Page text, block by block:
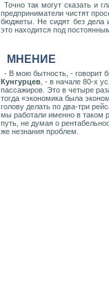
Точно так могут сказать и
предприниматели чистят
бюджеты. Не сидят без дела
это находится под
МНЕНИЕ
- В мою бытность, - говорит
Кунгурцев , - в начале 80-х
пассажиров. Это в четыре
тогда «экономика была
голову делать по два-три
мы работали именно в таком
путь, не думая о
же незнания проблем.